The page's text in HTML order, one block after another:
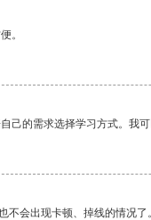
。
己的需求选择学习方式。我
会出现卡顿、掉线的情况